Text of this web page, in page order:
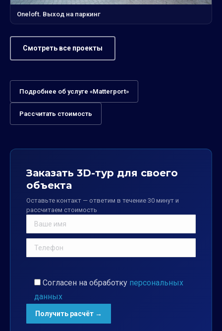
Oneloft. Выход на паркинг
Смотреть все проекты
Подробнее об услуге «Matterport»
Рассчитать стоимость
Заказать 3D-тур для своего
объекта
Оставьте контакт — ответим в течение 30 минут и
рассчитаем стоимость
Согласен на обработку персональных
данных